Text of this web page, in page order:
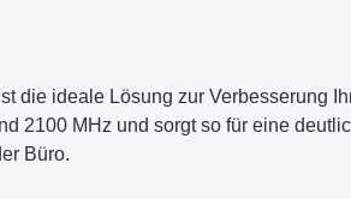
die ideale Lösung zur Verbesserung
2100 MHz und sorgt so für eine
Büro.